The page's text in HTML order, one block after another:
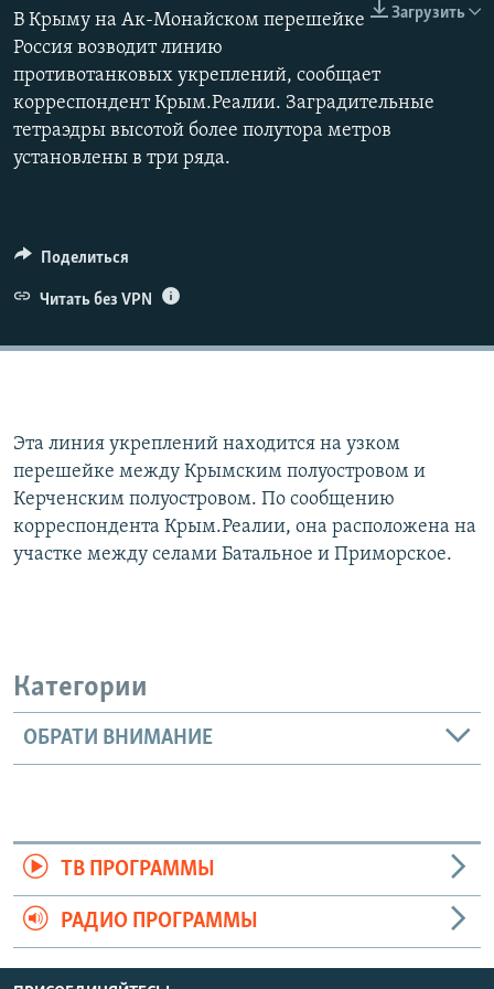
ПОБЕДИТЕЛЕЙ НЕ СУДЯТ?
КРЫМ.НЕПОКОРЕННЫЙ
ELIFBE
УКРАИНСКАЯ ПРОБЛЕМА КРЫМА
ПРИСОЕДИНЯЙТЕСЬ!
Все сайты RFE/RL
240p 360p
1080p
480p
Загрузить
В Крыму на Ак-Монайском перешейке
Россия возводит линию
противотанковых укреплений, сообщает
корреспондент Крым.Реалии. Заградительные
тетраэдры высотой более полутора метров
установлены в три ряда.
Поделиться
Читать без VPN
Эта линия укреплений находится на узком
перешейке между Крымским полуостровом и
Керченским полуостровом. По сообщению
корреспондента Крым.Реалии, она расположена на
участке между селами Батальное и Приморское.
Категории
ОБРАТИ ВНИМАНИЕ
ТВ ПРОГРАММЫ
РАДИО ПРОГРАММЫ